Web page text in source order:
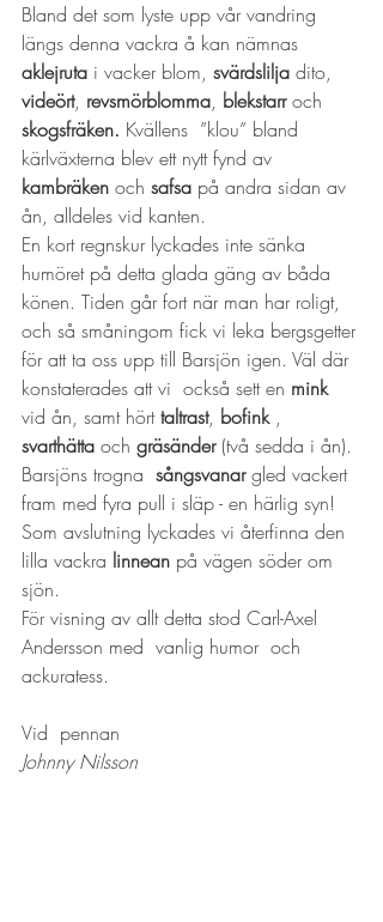
Bland det som lyste upp vår vandring
längs denna vackra å kan nämnas
aklejruta i vacker blom, svärdslilja dito,
videört, revsmörblomma, blekstarr och
skogsfräken. Kvällens  ”klou” bland
kärlväxterna blev ett nytt fynd av
kambräken och safsa på andra sidan av
ån, alldeles vid kanten.
En kort regnskur lyckades inte sänka
humöret på detta glada gäng av båda
könen. Tiden går fort när man har roligt,
och så småningom fick vi leka bergsgetter
för att ta oss upp till Barsjön igen. Väl där
konstaterades att vi  också sett en mink
vid ån, samt hört taltrast, bofink ,
svarthätta och gräsänder (två sedda i ån).
Barsjöns trogna sångsvanar gled vackert
fram med fyra pull i släp - en härlig syn!
Som avslutning lyckades vi återfinna den
lilla vackra linnean på vägen söder om
sjön.
För visning av allt detta stod Carl-Axel
Andersson med  vanlig humor  och
ackuratess.
Vid  pennan
Johnny Nilsson